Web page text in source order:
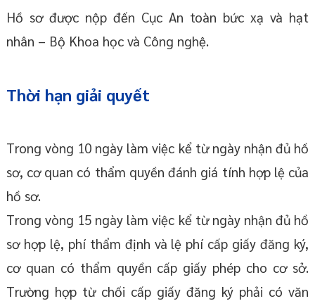
Hồ sơ được nộp đến Cục An toàn bức xạ và hạt
nhân – Bộ Khoa học và Công nghệ.
Thời hạn giải quyết
Trong vòng 10 ngày làm việc kể từ ngày nhận đủ hồ
sơ, cơ quan có thẩm quyền đánh giá tính hợp lệ của
hồ sơ.
Trong vòng 15 ngày làm việc kể từ ngày nhận đủ hồ
sơ hợp lệ, phí thẩm định và lệ phí cấp giấy đăng ký,
cơ quan có thẩm quyền cấp giấy phép cho cơ sở.
Trường hợp từ chối cấp giấy đăng ký phải có văn